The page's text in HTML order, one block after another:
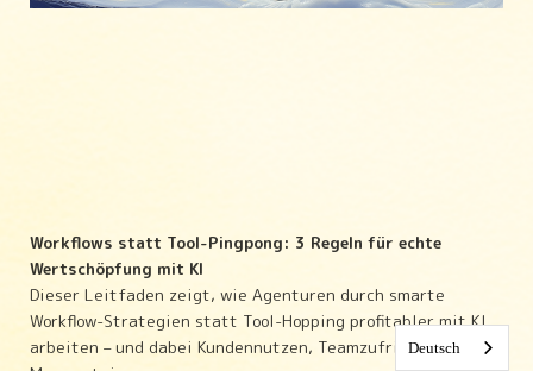
Workflows statt Tool-Pingpong: 3 Regeln für echte
Wertschöpfung mit KI
Dieser Leitfaden zeigt, wie Agenturen durch smarte
Workflow-Strategien statt Tool-Hopping profitabler mit KI
arbeiten – und dabei Kundennutzen, Teamzufriedenheit und
Deutsch